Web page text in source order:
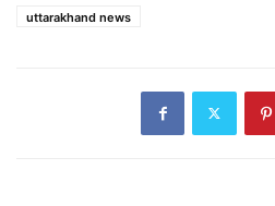
uttarakhand news